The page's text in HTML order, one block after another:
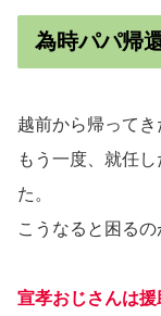
為時パパ帰
越前から帰ってき
もう一度、就任
た。
こうなると困るの
宣孝おじさんは